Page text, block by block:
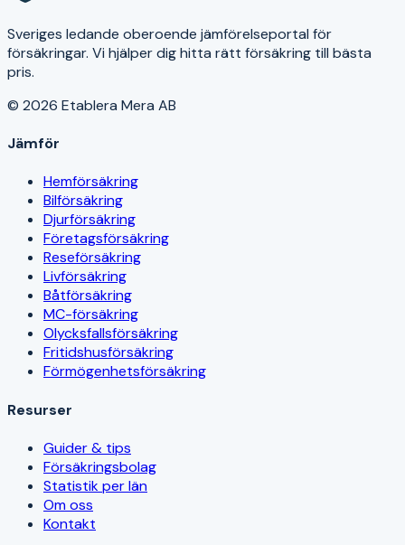
Sveriges ledande oberoende jämförelseportal för
försäkringar. Vi hjälper dig hitta rätt försäkring till bästa
pris.
© 2026 Etablera Mera AB
Jämför
Hemförsäkring
Bilförsäkring
Djurförsäkring
Företagsförsäkring
Reseförsäkring
Livförsäkring
Båtförsäkring
MC-försäkring
Olycksfallsförsäkring
Fritidshusförsäkring
Förmögenhetsförsäkring
Resurser
Guider & tips
Försäkringsbolag
Statistik per län
Om oss
Kontakt